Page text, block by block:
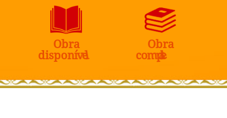
Obra
disponíve
Obra
compl